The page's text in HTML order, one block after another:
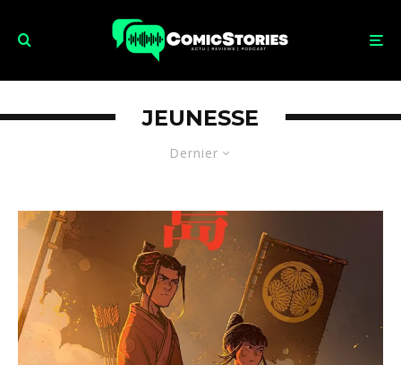
Dernier
JEUNESSE